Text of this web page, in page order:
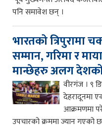
पनि समावेश छन् ।
भारतको त्रिपुरामा
सम्मान, गरिमा र
मान्छेहरु अलग देशको
वीरगंज । ९
देहरादूनमा
आक्रमणमा
उपचारको क्रममा ज्यान गएको